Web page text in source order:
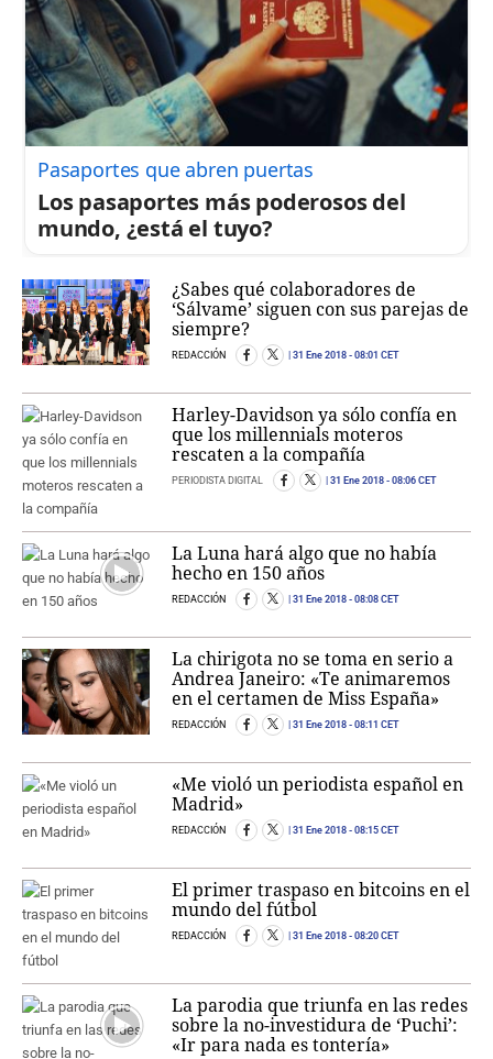
Pasaportes que abren puertas
Los pasaportes más poderosos del
mundo, ¿está el tuyo?
¿Sabes qué colaboradores de
‘Sálvame’ siguen con sus parejas de
siempre?
REDACCIÓN 31 Ene 2018 - 08:01 CET
Harley-Davidson ya sólo confía en
que los millennials moteros
rescaten a la compañía
PERIODISTA DIGITAL 31 Ene 2018 - 08:06 CET
La Luna hará algo que no había
hecho en 150 años
REDACCIÓN 31 Ene 2018 - 08:08 CET
La chirigota no se toma en serio a
Andrea Janeiro: «Te animaremos
en el certamen de Miss España»
REDACCIÓN 31 Ene 2018 - 08:11 CET
«Me violó un periodista español en
Madrid»
REDACCIÓN 31 Ene 2018 - 08:15 CET
El primer traspaso en bitcoins en el
mundo del fútbol
REDACCIÓN 31 Ene 2018 - 08:20 CET
La parodia que triunfa en las redes
sobre la no-investidura de ‘Puchi’:
«Ir para nada es tontería»